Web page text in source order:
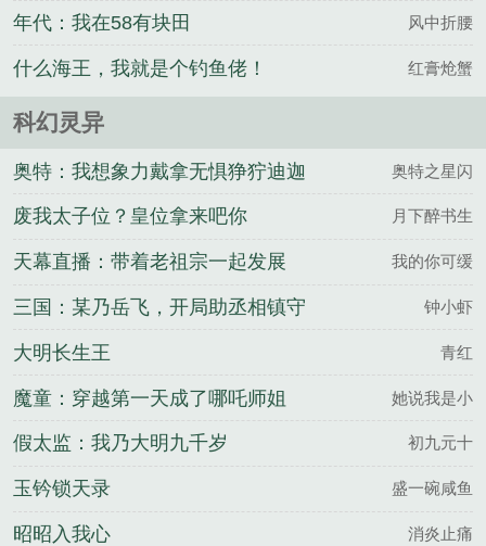
上天！
年代：我在58有块田 风中折腰
什么海王，我就是个钓鱼佬！ 红膏炝蟹
科幻灵异
奥特：我想象力戴拿无惧狰狞迪迦 奥特之星闪
废我太子位？皇位拿来吧你 月下醉书生
天幕直播：带着老祖宗一起发展 我的你可缓
三国：某乃岳飞，开局助丞相镇守 钟小虾
大明长生王 青红
魔童：穿越第一天成了哪吒师姐 她说我是小
假太监：我乃大明九千岁 初九元十
玉钤锁天录 盛一碗咸鱼
昭昭入我心 消炎止痛